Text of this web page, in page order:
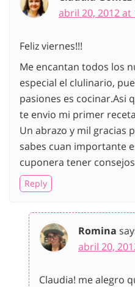
abril 20, 2012 at
Feliz viernes!!!
Me encantan todos los
especial el clulinario,
pasiones es cocinar.Asi
te envio mi primer
Un abrazo y mil gracias
sabes cuan importante
cuponera tener
Reply
Romina
abril 20,
Claudia! me alegro